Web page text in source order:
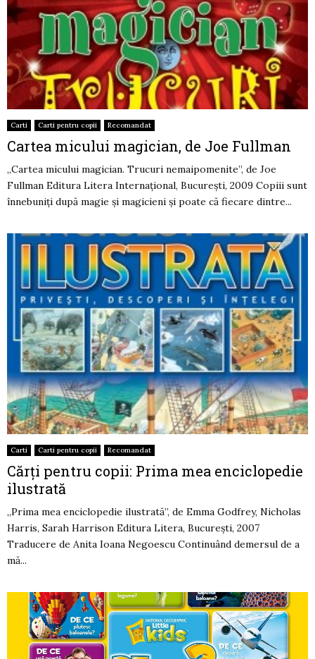
Carti Carti pentru copii Recomandat
Cartea micului magician, de Joe Fullman
„Cartea micului magician. Trucuri nemaipomenite”, de Joe
Fullman Editura Litera Internaţional, Bucureşti, 2009 Copiii sunt
înnebuniţi după magie şi magicieni şi poate că fiecare dintre...
Carti Carti pentru copii Recomandat
Cărţi pentru copii: Prima mea enciclopedie
ilustrată
„Prima mea enciclopedie ilustrată”, de Emma Godfrey, Nicholas
Harris, Sarah Harrison Editura Litera, Bucureşti, 2007
Traducere de Anita Ioana Negoescu Continuând demersul de a
mă...